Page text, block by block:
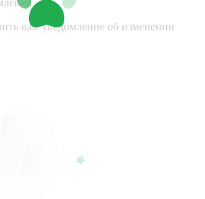
вам уведомление об изменении